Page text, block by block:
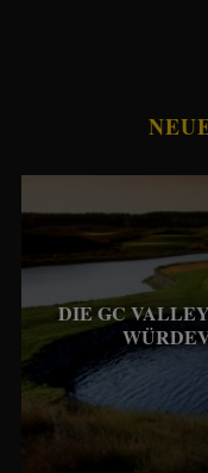
DIE GC